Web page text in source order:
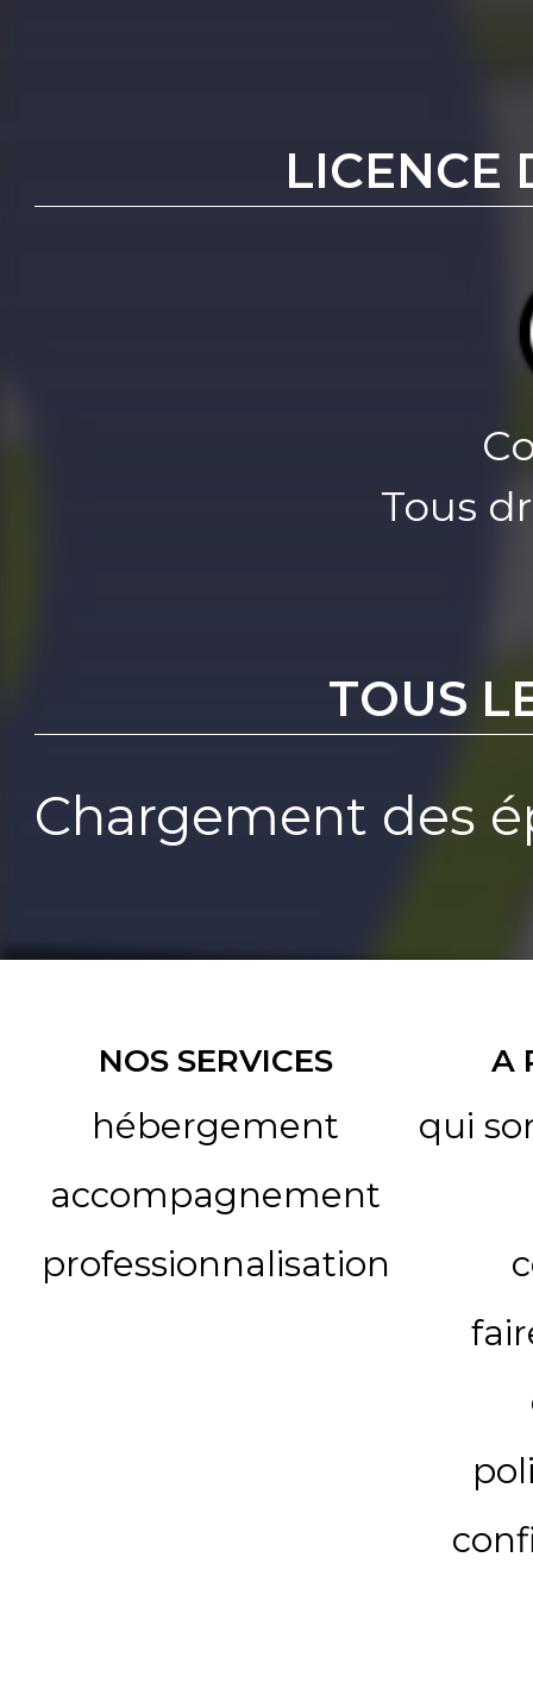
LICENCE
Tous
TOUS
Chargement des
NOS SERVICES
hébergement
accompagnement
professionnalisation
A
qui